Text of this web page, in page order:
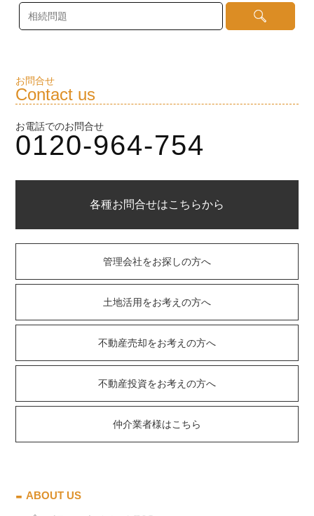
お問合せ
Contact us
お電話でのお問合せ
0120-964-754
各種お問合せはこちらから
管理会社をお探しの方へ
土地活用をお考えの方へ
不動産売却をお考えの方へ
不動産投資をお考えの方へ
仲介業者様はこちら
ABOUT US